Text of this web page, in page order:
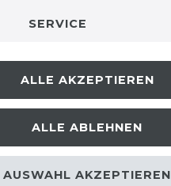
SERVICE
RETOURENINFO
KONTAKT
ZAHLUNGSARTEN
ALLE AKZEPTIEREN
ALLE ABLEHNEN
AUSWAHL AKZEPTIEREN